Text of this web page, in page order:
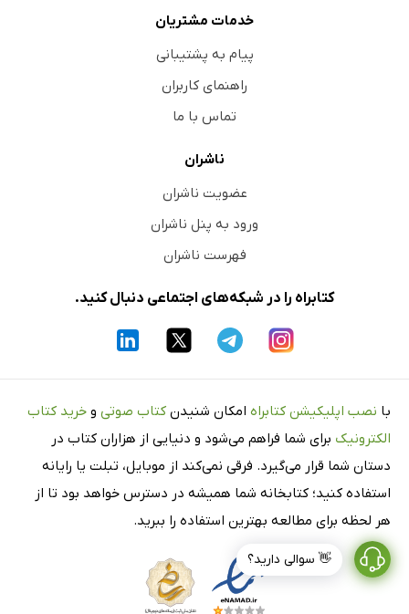
👋 سوالی دارید؟
خدمات مشتریان
پیام به پشتیبانی
راهنمای کاربران
تماس با ما
ناشران
عضویت ناشران
ورود به پنل ناشران
فهرست ناشران
کتابراه را در شبکه‌های اجتماعی دنبال کنید.
با نصب اپلیکیشن کتابراه امکان شنیدن کتاب صوتی و خرید کتاب
الکترونیک برای شما فراهم می‌شود و دنیایی از هزاران کتاب در
دستان شما قرار می‌گیرد. فرقی نمی‌کند از موبایل، تبلت یا رایانه
استفاده کنید؛ کتابخانه شما همیشه در دسترس خواهد بود تا از
هر لحظه برای مطالعه بهترین استفاده را ببرید.